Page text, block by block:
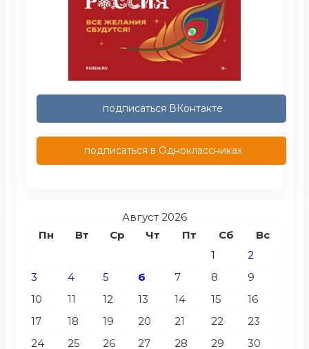
подписаться ВКонтакте
подписаться в Одноклассниках
Август 2026
Пн
Вт Ср Чт Пт Сб Вс
1
2
3
4 5 6 7 8
9
10
11 12 13 14 15
16
17
18 19 20 21 22
23
24
25 26 27 28 29
30